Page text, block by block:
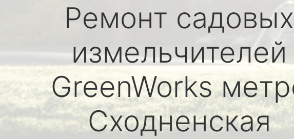
Ремонт садовых
измельчителей
GreenWorks
Сходненская